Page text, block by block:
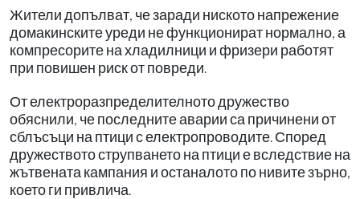
Жители допълват, че заради ниското напрежение
домакинските уреди не функционират нормално, а
компресорите на хладилници и фризери работят
при повишен риск от повреди.
От електроразпределителното дружество
обяснили, че последните аварии са причинени от
сблъсъци на птици с електропроводите. Според
дружеството струпването на птици е вследствие на
жътвената кампания и останалото по нивите зърно,
което ги привлича.